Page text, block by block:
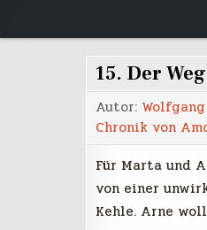
to
15. Der
Autor: Wolfgang
Chronik von
Für Marta und
von einer
Kehle. Arne